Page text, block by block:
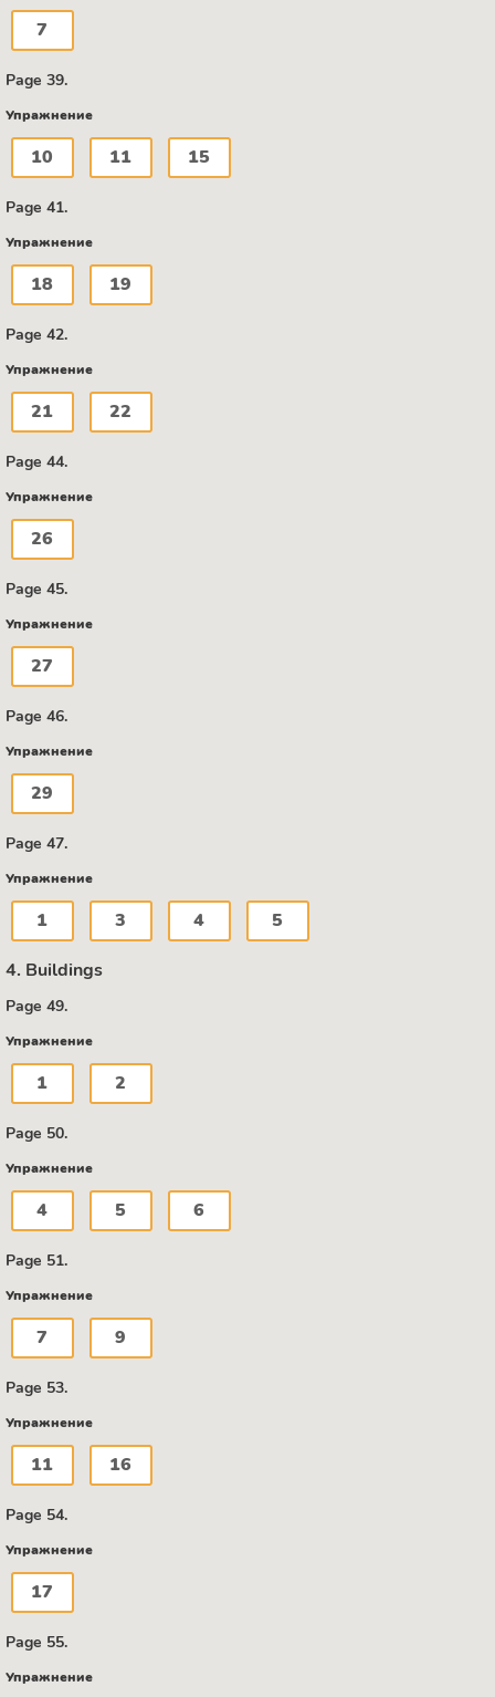
7
Page 39.
Упражнение
10 11 15
Page 41.
Упражнение
18 19
Page 42.
Упражнение
21 22
Page 44.
Упражнение
26
Page 45.
Упражнение
27
Page 46.
Упражнение
29
Page 47.
Упражнение
1 3 4 5
4. Buildings
Page 49.
Упражнение
1 2
Page 50.
Упражнение
4 5 6
Page 51.
Упражнение
7 9
Page 53.
Упражнение
11 16
Page 54.
Упражнение
17
Page 55.
Упражнение